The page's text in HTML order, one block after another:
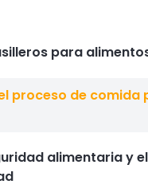
para llevar
McMahon Oct 20,
para
proceso de comida
alimentaria y el